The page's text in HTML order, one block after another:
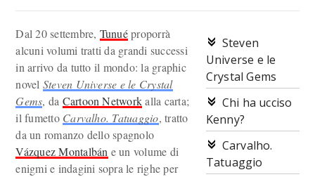
Steven
Universe e le
Crystal Gems
Chi ha ucciso
Kenny?
Carvalho.
Tatuaggio
Dal 20 settembre, Tunuéproporrà
alcuni volumi tratti da grandi successi
in arrivo da tutto il mondo: la graphic
novel Steven Universe e le Crystal
Gems, da Cartoon Networkalla carta;
il fumetto Carvalho. Tatuaggio, tratto
da un romanzo dello spagnolo
Vázquez Montalbán e un volume di
enigmi e indagini sopra le righe per